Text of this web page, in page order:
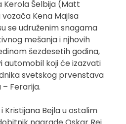
Šelbija (Matt
Kena Majlsa
se udruženim snagama
mešanja i njhovih
šezdesetih godina,
automobil koji će izazvati
svetskog prvenstava
– Ferarija.
Kristijana Bejla u ostalim